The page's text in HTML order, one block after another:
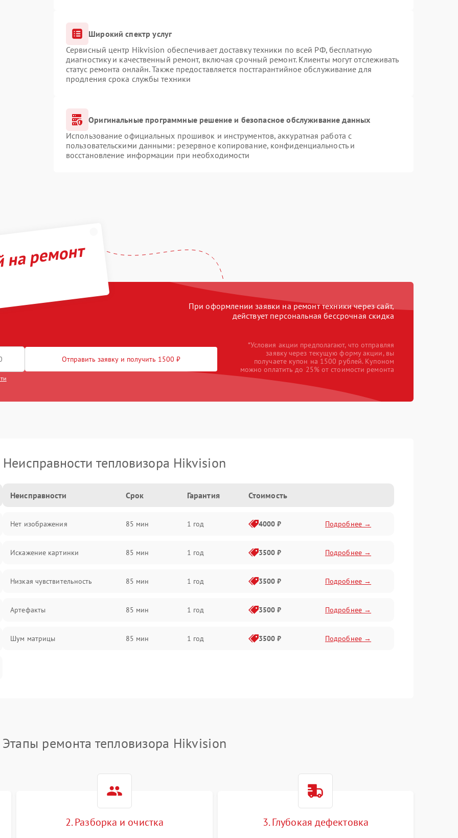
Широкий спектр услуг
Сервисный центр Hikvision обеспечивает доставку техники по всей РФ, бесплатную
диагностику и качественный ремонт, включая срочный ремонт. Клиенты могут отслеживать
статус ремонта онлайн. Также предоставляется постгарантийное обслуживание для
продления срока службы техники
Оригинальные программные решение и безопасное обслуживание данных
Использование официальных прошивок и инструментов, аккуратная работа с
пользовательскими данными: резервное копирование, конфиденциальность и
восстановление информации при необходимости
ремонт
При оформлении заявки на ремонт техники через сайт,
действует персональная бессрочная скидка
Отправить заявку и получить 1500 ₽
*Условия акции предполагают, что отправляя
заявку через текущую форму акции, вы
получаете купон на 1500 рублей. Купоном
можно оплатить до 25% от стоимости ремонта
Неисправности тепловизора Hikvision
Неисправности Срок Гарантия Стоимость
Нет изображения 85 мин 1 год 4000 ₽ Подробнее →
Искажение картинки 85 мин 1 год 3500 ₽ Подробнее →
Низкая чувствительность 85 мин 1 год 3500 ₽ Подробнее →
Артефакты 85 мин 1 год 3500 ₽ Подробнее →
Шум матрицы 85 мин 1 год 3500 ₽ Подробнее →
Этапы ремонта тепловизора Hikvision
2. Разборка и очистка 3. Глубокая дефектовка